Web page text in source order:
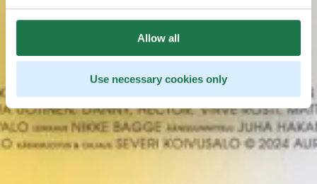
Allow all
Use necessary cookies only